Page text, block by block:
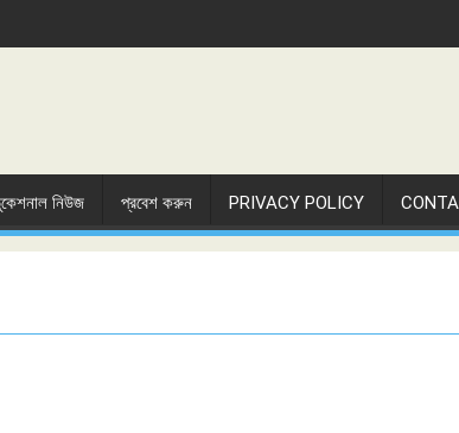
নিউজ প্রবেশ করুন PRIVACY POLICY